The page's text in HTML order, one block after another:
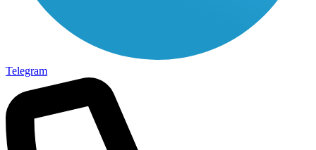
Telegram